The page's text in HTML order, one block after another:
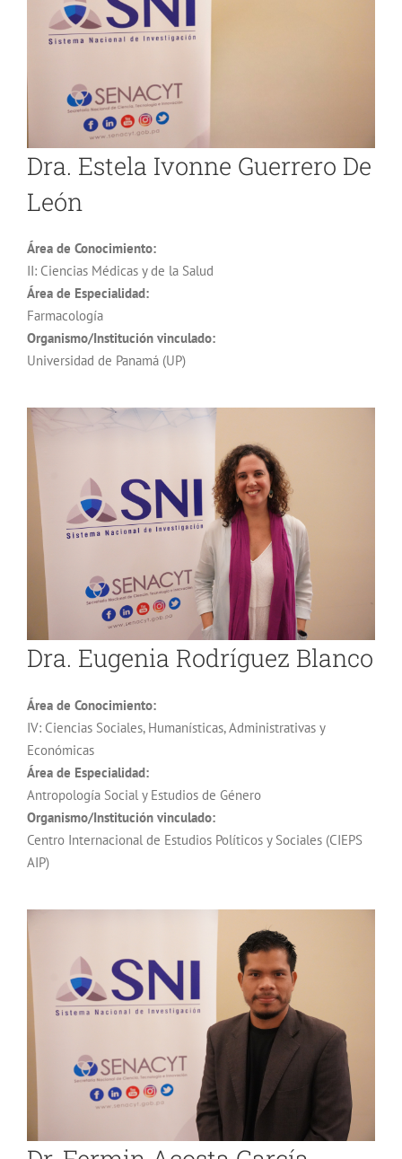
Dra. Estela Ivonne Guerrero De
León
Área de Conocimiento:
II: Ciencias Médicas y de la Salud
Área de Especialidad:
Farmacología
Organismo/Institución vinculado:
Universidad de Panamá (UP)
Dra. Eugenia Rodríguez Blanco
Área de Conocimiento:
IV: Ciencias Sociales, Humanísticas, Administrativas y
Económicas
Área de Especialidad:
Antropología Social y Estudios de Género
Organismo/Institución vinculado:
Centro Internacional de Estudios Políticos y Sociales (CIEPS
AIP)